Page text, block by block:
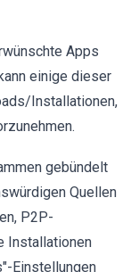
Apps
einige dieser
Installationen,
gebündelt
Quellen
P2P-
Installationen
Einstellungen